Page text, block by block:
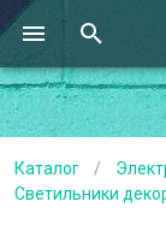
Каталог /
Светильники